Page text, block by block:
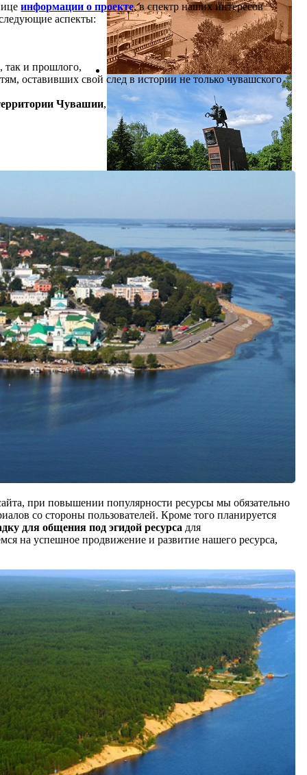
информации о проекте, в спектр наших интересов
аспекты:
так и прошлого,
оставивших свой след в истории не только чувашского
Чувашии,
при повышении популярности ресурсы мы обязательно
со стороны пользователей. Кроме того планируется
для общения под эгидой ресурса для
на успешное продвижение и развитие нашего ресурса,